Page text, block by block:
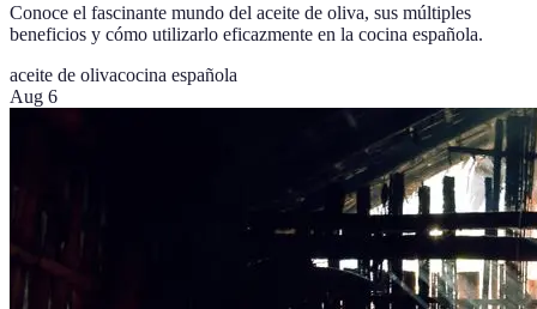
Conoce el fascinante mundo del aceite de oliva, sus múltiples
beneficios y cómo utilizarlo eficazmente en la cocina española.
aceite de olivacocina española
Aug 6